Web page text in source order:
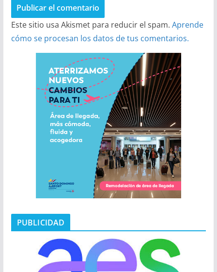
Este sitio usa Akismet para reducir el spam. Aprende
cómo se procesan los datos de tus comentarios.
PUBLICIDAD